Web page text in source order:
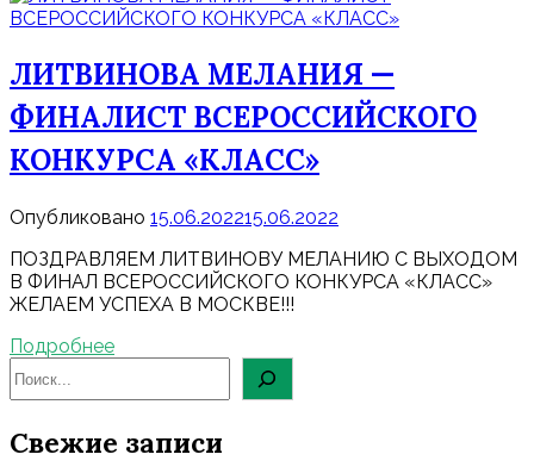
ЛИТВИНОВА МЕЛАНИЯ —
ФИНАЛИСТ ВСЕРОССИЙСКОГО
КОНКУРСА «КЛАСС»
Опубликовано 15.06.202215.06.2022
ПОЗДРАВЛЯЕМ ЛИТВИНОВУ МЕЛАНИЮ С ВЫХОДОМ
В ФИНАЛ ВСЕРОССИЙСКОГО КОНКУРСА «КЛАСС»
ЖЕЛАЕМ УСПЕХА В МОСКВЕ!!!
Подробнее
Свежие записи